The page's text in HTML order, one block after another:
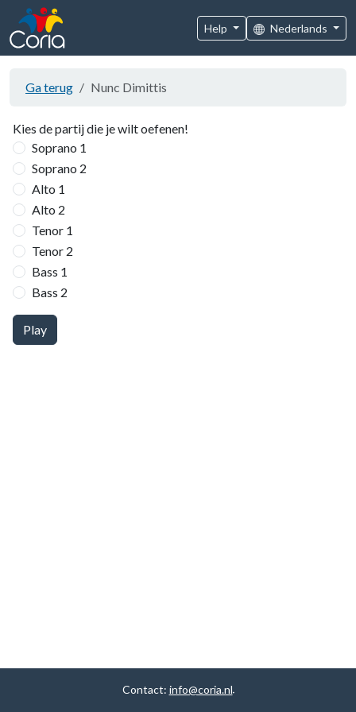
Help Nederlands
Ga terug Nunc Dimittis
Kies de partij die je wilt oefenen!
Soprano 1
Soprano 2
Alto 1
Alto 2
Tenor 1
Tenor 2
Bass 1
Bass 2
Play
Contact: info@coria.nl.